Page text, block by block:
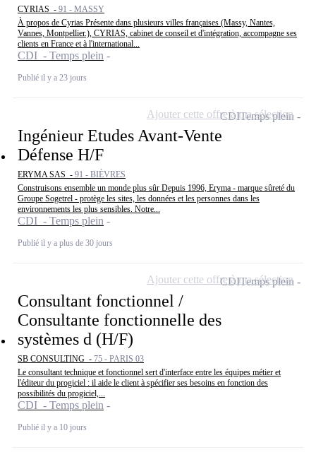
CYRIAS - 91 - MASSY
À propos de Cyrias Présente dans plusieurs villes françaises (Massy, Nantes,
Vannes, Montpellier.), CYRIAS, cabinet de conseil et d'intégration, accompagne ses
clients en France et à l'international...
CDI - Temps plein
Publié il y a 23 jours
Ingénieur Etudes Avant-Vente
Défense H/F
ERYMA SAS - 91 - BIÈVRES
Construisons ensemble un monde plus sûr Depuis 1996, Eryma - marque sûreté du
Groupe Sogetrel - protège les sites, les données et les personnes dans les
environnements les plus sensibles. Notre...
CDI - Temps plein
Publié il y a plus de 30 jours
CDITemps plein
Ajouter cette offre à ma sélection
Consultant fonctionnel /
Consultante fonctionnelle des
systèmes d (H/F)
SB CONSULTING - 75 - PARIS 03
Le consultant technique et fonctionnel sert d'interface entre les équipes métier et
l'éditeur du progiciel : il aide le client à spécifier ses besoins en fonction des
possibilités du progiciel,...
CDI - Temps plein
Publié il y a 10 jours
CDITemps plein
Ajouter cette offre à ma sélection